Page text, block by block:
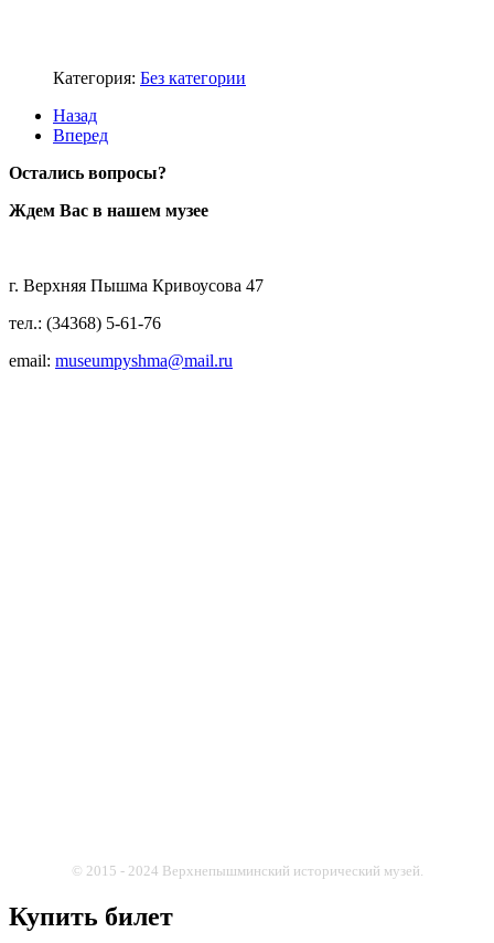
Категория: Без категории
Назад
Вперед
Остались вопросы?
Ждем Вас в нашем музее
г. Верхняя Пышма Кривоусова 47
тел.: (34368) 5-61-76
email: museumpyshma@mail.ru
© 2015 - 2024 Верхнепышминский исторический музей.
Купить билет